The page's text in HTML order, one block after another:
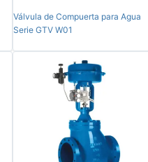
Válvula de Compuerta para Agua
Serie GTV W01